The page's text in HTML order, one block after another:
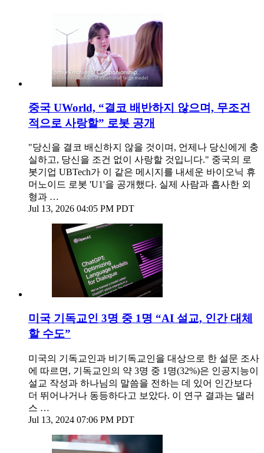
중국 UWorld, “결코 배반하지 않으며, 무조건
적으로 사랑할” 로봇 공개
"당신을 결코 배신하지 않을 것이며, 언제나 당신에게 충
실하고, 당신을 조건 없이 사랑할 것입니다." 중국의 로
봇기업 UBTech가 이 같은 메시지를 내세운 바이오닉 휴
머노이드 로봇 'U1'을 공개했다. 실제 사람과 흡사한 외
형과 …
Jul 13, 2026 04:05 PM PDT
미국 기독교인 3명 중 1명 “AI 설교, 인간 대체
할 수도”
미국의 기독교인과 비기독교인을 대상으로 한 설문 조사
에 따르면, 기독교인의 약 3명 중 1명(32%)은 인공지능이
설교 작성과 하나님의 말씀을 전하는 데 있어 인간보다
더 뛰어나거나 동등하다고 보았다. 이 연구 결과는 댈러
스 …
Jul 13, 2024 07:06 PM PDT